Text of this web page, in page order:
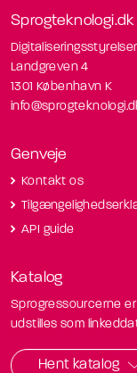
Sprogteknologi.dk
Landgreven 4
1301 København K
Genveje
Kontakt os
API guide
Katalog
Sprogressourcerne
udstilles som
Hent katalog